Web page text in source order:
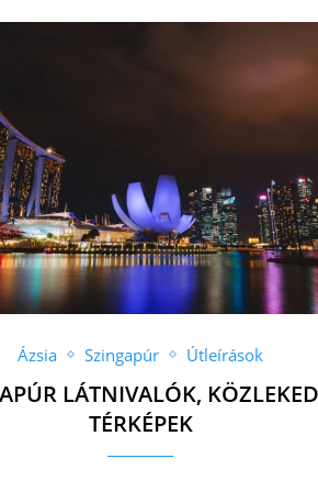
Ázsia Szingapúr Útleírások
LÁTNIVALÓK,
TÉRKÉPEK